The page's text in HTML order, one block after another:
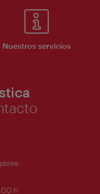
Nuestros servicios
h